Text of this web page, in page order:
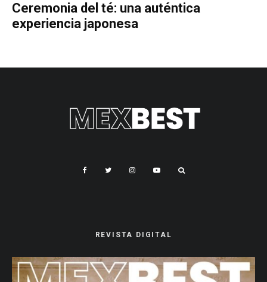
Ceremonia del té: una auténtica
experiencia japonesa
REVISTA DIGITAL